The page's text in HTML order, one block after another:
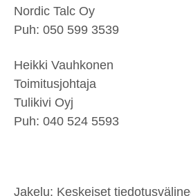
Nordic Talc Oy
Puh: 050 599 3539
Heikki Vauhkonen
Toimitusjohtaja
Tulikivi Oyj
Puh: 040 524 5593
Jakelu: Keskeiset